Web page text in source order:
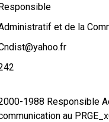
et de la
1988 Responsible
au